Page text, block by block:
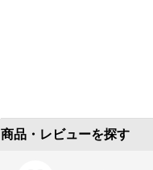
商品・レビューを探す